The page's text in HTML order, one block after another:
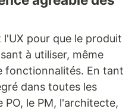
pour que le produit
à utiliser, même
fonctionnalités. En tant
dans toutes les
PO, le PM, l'architecte,